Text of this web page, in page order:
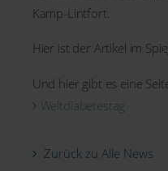
Kamp-Lintfort.
Hier ist der Artikel im
Und hier gibt es eine
Weltdiabetestag
Zurück zu Alle News